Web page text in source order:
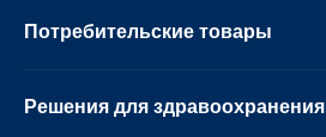
Потребительские товары
Решения для здравоохранения